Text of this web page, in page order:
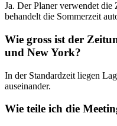
Ja. Der Planer verwendet die
behandelt die Sommerzeit
Wie gross ist der
und New York?
In der Standardzeit liegen
auseinander.
Wie teile ich die